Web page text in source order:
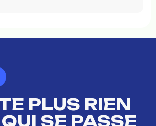
PLUS RIEN
SE PASSE